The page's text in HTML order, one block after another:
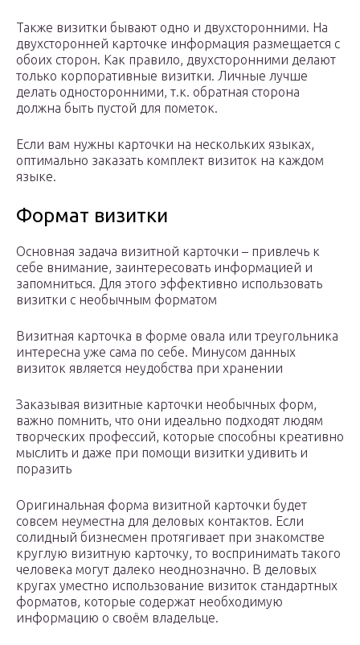
Также визитки бывают одно и двухсторонними. На
двухсторонней карточке информация размещается с
обоих сторон. Как правило, двухсторонними делают
только корпоративные визитки. Личные лучше
делать односторонними, т.к. обратная сторона
должна быть пустой для пометок.
Если вам нужны карточки на нескольких языках,
оптимально заказать комплект визиток на каждом
языке.
Формат визитки
Основная задача визитной карточки – привлечь к
себе внимание, заинтересовать информацией и
запомниться. Для этого эффективно использовать
визитки с необычным форматом
Визитная карточка в форме овала или треугольника
интересна уже сама по себе. Минусом данных
визиток является неудобства при хранении
Заказывая визитные карточки необычных форм,
важно помнить, что они идеально подходят людям
творческих профессий, которые способны креативно
мыслить и даже при помощи визитки удивить и
поразить
Оригинальная форма визитной карточки будет
совсем неуместна для деловых контактов. Если
солидный бизнесмен протягивает при знакомстве
круглую визитную карточку, то воспринимать такого
человека могут далеко неоднозначно. В деловых
кругах уместно использование визиток стандартных
форматов, которые содержат необходимую
информацию о своём владельце.